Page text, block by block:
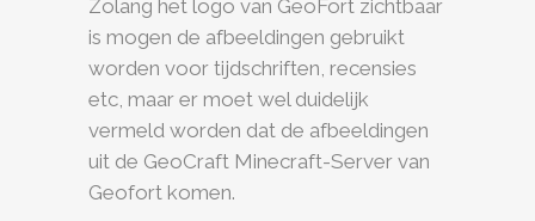
Zolang het logo van GeoFort zichtbaar
is mogen de afbeeldingen gebruikt
worden voor tijdschriften, recensies
etc, maar er moet wel duidelijk
vermeld worden dat de afbeeldingen
uit de GeoCraft Minecraft-Server van
Geofort komen.